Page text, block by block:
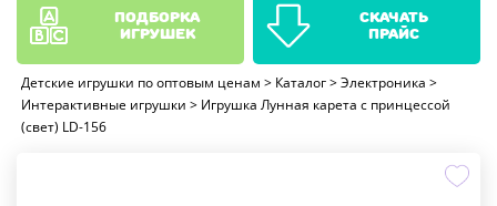
Детские игрушки по оптовым ценам > Каталог > Электроника >
Интерактивные игрушки > Игрушка Лунная карета с принцессой
(свет) LD-156
подборка
игрушек
скачать
прайс